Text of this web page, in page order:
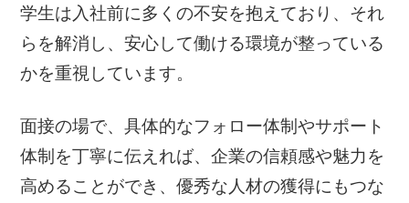
学生は入社前に多くの不安を抱えており、それ
らを解消し、安心して働ける環境が整っている
かを重視しています。
面接の場で、具体的なフォロー体制やサポート
体制を丁寧に伝えれば、企業の信頼感や魅力を
高めることができ、優秀な人材の獲得にもつな